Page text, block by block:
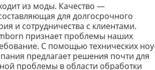
из моды. Качество —
для долгосрочного
и сотрудничества с клиентами.
признает проблемы наших
С помощью технических
предлагает решения почти для
проблемы в области обработки